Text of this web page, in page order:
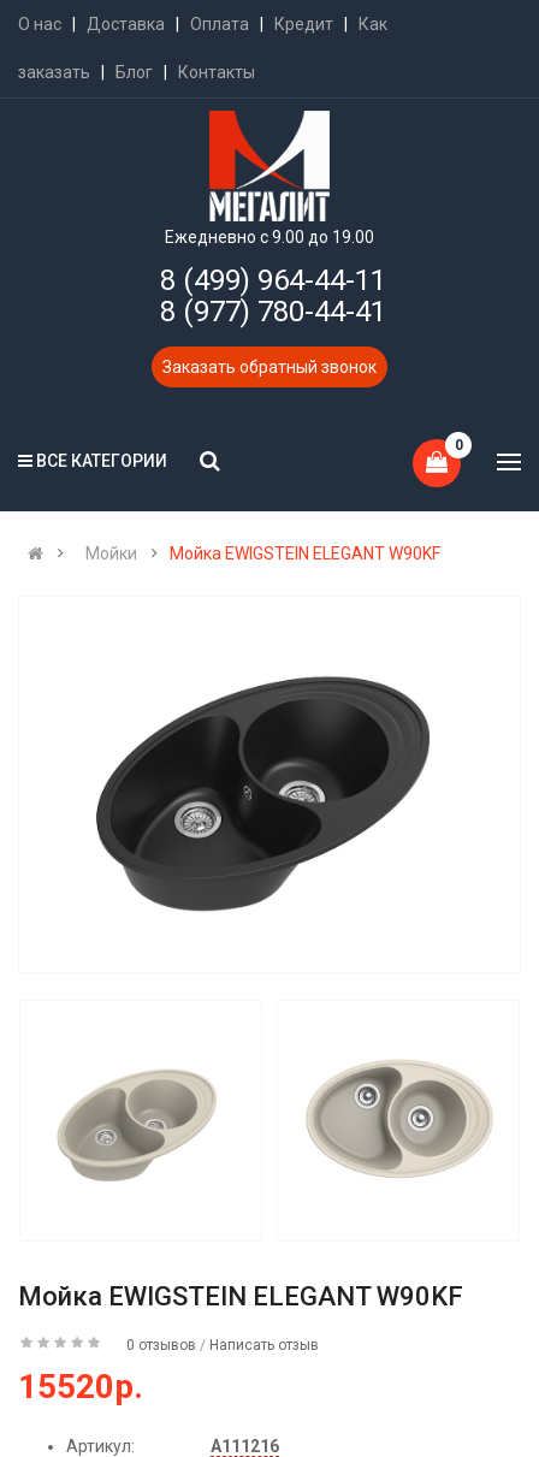
О нас Доставка Оплата Кредит Как
заказать Блог Контакты
Ежедневно с 9.00 до 19.00
8 (499) 964-44-11
8 (977) 780-44-41
Заказать обратный звонок
ВСЕ КАТЕГОРИИ
0
Мойки Мойка EWIGSTEIN ELEGANT W90KF
Мойка EWIGSTEIN ELEGANT W90KF
0 отзывов / Написать отзыв
15520р.
Артикул:
А111216